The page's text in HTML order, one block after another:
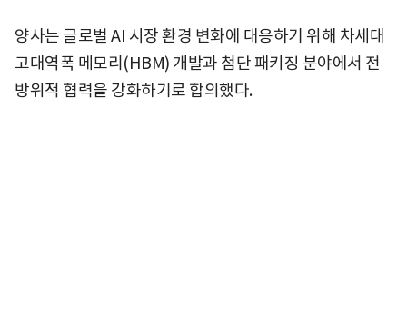
양사는 글로벌 AI 시장 환경 변화에 대응하기 위해 차세대
고대역폭 메모리(HBM) 개발과 첨단 패키징 분야에서 전
방위적 협력을 강화하기로 합의했다.